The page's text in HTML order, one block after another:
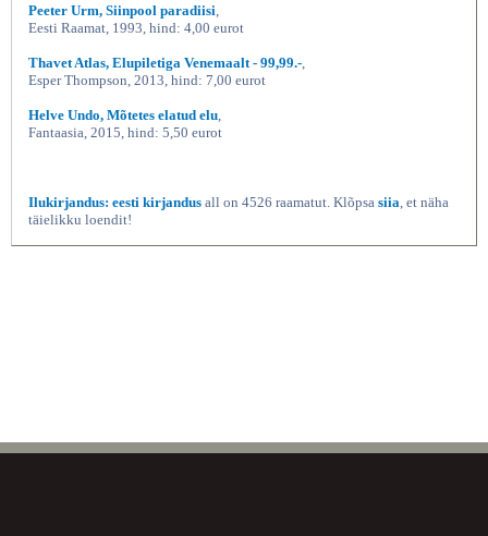
Peeter Urm, Siinpool paradiisi
Eesti Raamat, 1993, hind: 4,00 eurot
Thavet Atlas, Elupiletiga Venemaalt - 99,99.-
Esper Thompson, 2013, hind: 7,00 eurot
Helve Undo, Mõtetes elatud elu
Fantaasia, 2015, hind: 5,50 eurot
Ilukirjandus: eesti kirjandus all on 4526 raamatut. Klõpsa siia , et näha
täielikku loendit!